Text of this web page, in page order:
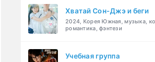
Хватай Сон-Джэ и беги
2024, Корея Южная, музыка,
романтика, фэнтези
Учебная группа